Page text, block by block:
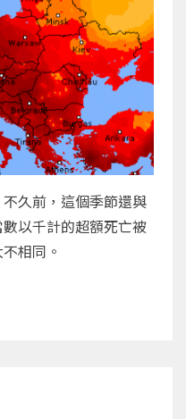
久前，這個季節還與
以千計的超額死亡被
相同。